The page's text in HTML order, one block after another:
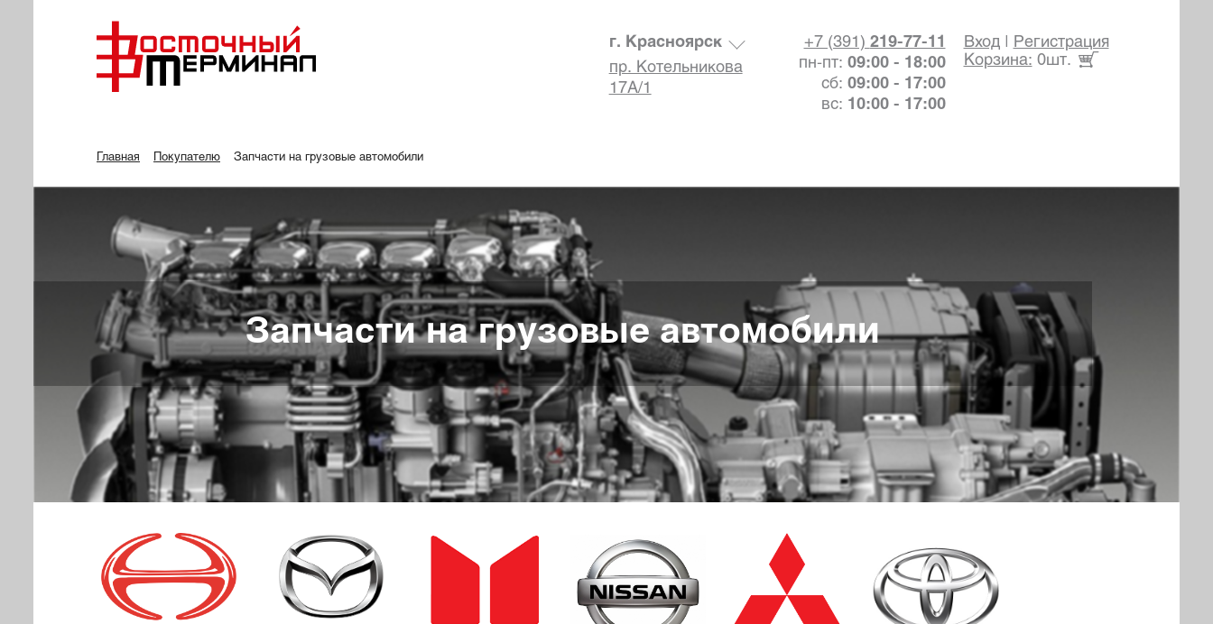
Вход|
Регистрация
Корзина: 0шт.
+7 (391) 219-77-11
пн-пт: 09:00 - 18:00
сб: 09:00 - 17:00
вс: 10:00 - 17:00
г. Красноярск
пр. Котельникова
17А/1
Главная Покупателю Запчасти на грузовые автомобили
Запчасти на грузовые автомобили